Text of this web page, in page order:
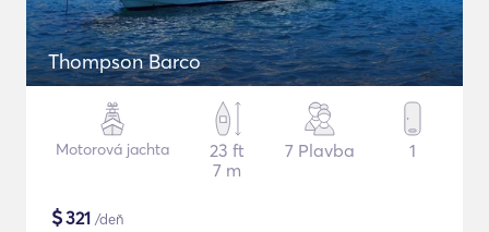
Thompson Barco
Motorová jachta
23 ft
7 m
7 Plavba 1
$321 /deň